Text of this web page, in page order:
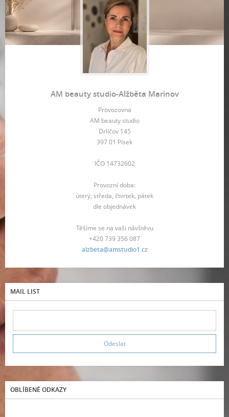
AM beauty studio-Alžběta Marinov
Provozovna
AM beauty studio
Drlíčov 145
397 01 Písek
IČO 14732602
Provozní doba:
úterý, středa, čtvrtek, pátek
dle objednávek
Těšíme se na vaši návštěvu
+420 739 356 087
alzbeta@amstudio1.cz
MAIL LIST
OBLÍBENÉ ODKAZY